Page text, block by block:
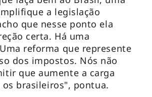
a legislação
que nesse ponto ela
certa. Há uma
reforma que represente
dos impostos. Nós não
que aumente a carga
brasileiros", pontua.